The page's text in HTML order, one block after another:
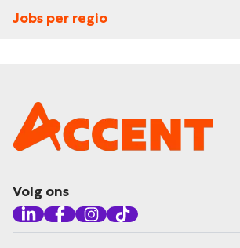
Jobs per regio
Volg ons